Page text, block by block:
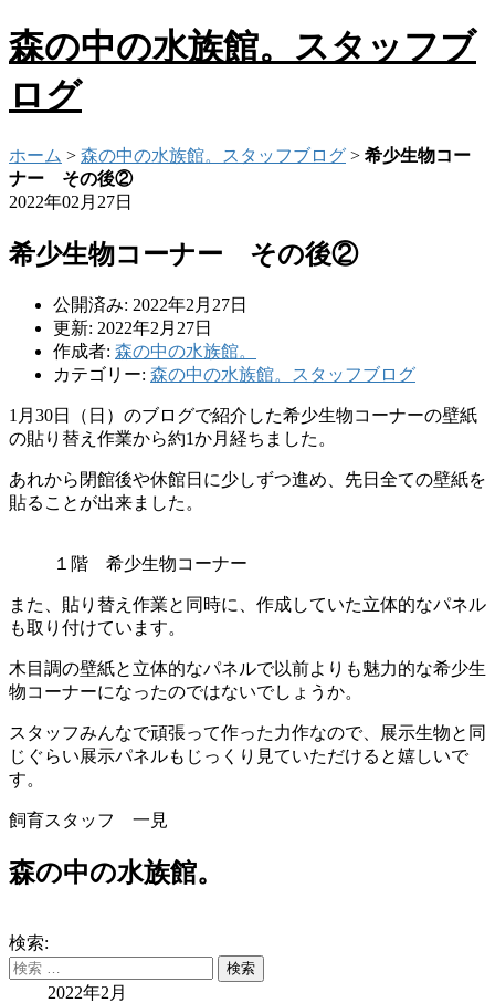
森の中の水族館。スタッフブ
ログ
ホーム > 森の中の水族館。スタッフブログ > 希少生物コー
ナー その後②
2022年02月27日
希少生物コーナー その後②
公開済み: 2022年2月27日
更新: 2022年2月27日
作成者: 森の中の水族館。
カテゴリー: 森の中の水族館。スタッフブログ
1月30日（日）のブログで紹介した希少生物コーナーの壁紙
の貼り替え作業から約1か月経ちました。
あれから閉館後や休館日に少しずつ進め、先日全ての壁紙を
貼ることが出来ました。
１階 希少生物コーナー
また、貼り替え作業と同時に、作成していた立体的なパネル
も取り付けています。
木目調の壁紙と立体的なパネルで以前よりも魅力的な希少生
物コーナーになったのではないでしょうか。
スタッフみんなで頑張って作った力作なので、展示生物と同
じぐらい展示パネルもじっくり見ていただけると嬉しいで
す。
飼育スタッフ 一見
森の中の水族館。
検索:
2022年2月